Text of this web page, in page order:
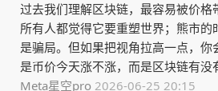
过去我们理解区块链，最容易被价格
所有人都觉得它要重塑世界；熊市的
是骗局。但如果把视角拉高一点，你
是币价今天涨不涨，而是区块链有没
Meta星空pro 2026-06-25 20:15